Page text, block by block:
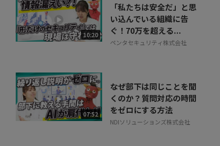
10:20
「私たちは安全だ」と思
い込んでいる組織に告
ぐ！70万を超える...
ペンタセキュリティ株式会社
07:52
なぜ部下は同じことを聞
くのか？質問対応の時間
をゼロにする方法
NDIソリューションズ株式会社